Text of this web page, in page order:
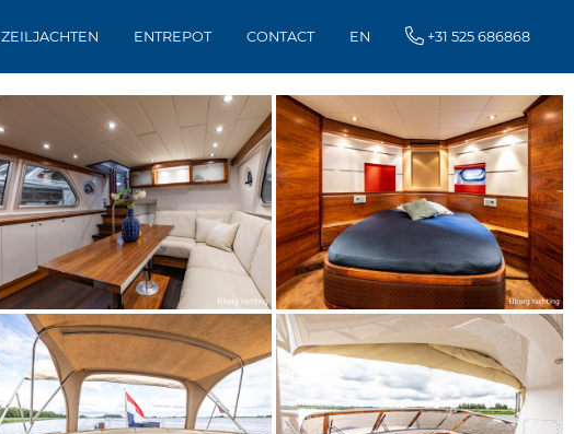
ZEILJACHTEN ENTREPOT CONTACT EN +31 525 686868